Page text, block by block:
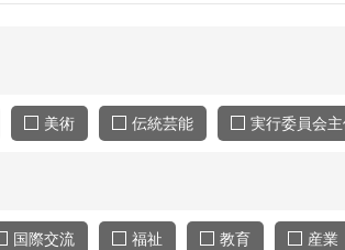
美術 伝統芸能 実行委員会
国際交流 福祉 教育 産業